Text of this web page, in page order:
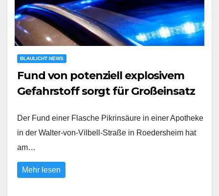
BLAULICHT NEWS
Fund von potenziell explosivem
Gefahrstoff sorgt für Großeinsatz
Der Fund einer Flasche Pikrinsäure in einer Apotheke
in der Walter-von-Vilbell-Straße in Roedersheim hat
am…
Mehr lesen